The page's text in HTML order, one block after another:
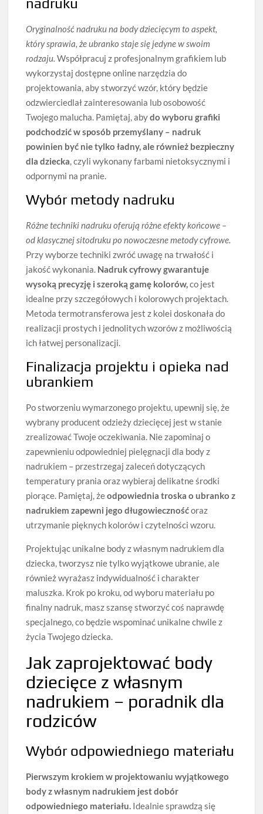
Oryginalność nadruku na body dziecięcym to aspekt,
który sprawia, że ubranko staje się jedyne w swoim
rodzaju. Współpracuj z profesjonalnym grafikiem lub
wykorzystaj dostępne online narzędzia do
projektowania, aby stworzyć wzór, który będzie
odzwierciedlał zainteresowania lub osobowość
Twojego malucha. Pamiętaj, abydo wyboru grafiki
podchodzić w sposób przemyślany – nadruk
powinien być nie tylko ładny, ale również bezpieczny
dla dziecka , czyli wykonany farbami nietoksycznymi i
odpornymi na pranie.
Wybór metody nadruku
Różne techniki nadruku oferują różne efekty końcowe –
od klasycznej sitodruku po nowoczesne metody cyfrowe.
Przy wyborze techniki zwróć uwagę na trwałość i
jakość wykonania. Nadruk cyfrowy gwarantuje
wysoką precyzję i szeroką gamę kolorów, co jest
idealne przy szczegółowych i kolorowych projektach.
Metoda termotransferowa jest z kolei doskonała do
realizacji prostych i jednolitych wzorów z możliwością
ich łatwej personalizacji.
Finalizacja projektu i opieka nad
ubrankiem
Po stworzeniu wymarzonego projektu, upewnij się, że
wybrany producent odzieży dziecięcej jest w stanie
zrealizować Twoje oczekiwania. Nie zapominaj o
zapewnieniu odpowiedniej pielęgnacji dla body z
nadrukiem – przestrzegaj zaleceń dotyczących
temperatury prania oraz wybieraj delikatne środki
piorące. Pamiętaj, żeodpowiednia troska o ubranko z
nadrukiem zapewni jego długowiecznośćoraz
utrzymanie pięknych kolorów i czytelności wzoru.
Projektując unikalne body z własnym nadrukiem dla
dziecka, tworzysz nie tylko wyjątkowe ubranie, ale
również wyrażasz indywidualność i charakter
maluszka. Krok po kroku, od wyboru materiału po
finalny nadruk, masz szansę stworzyć coś naprawdę
specjalnego, co będzie wspominać unikalne chwile z
życia Twojego dziecka.
Jak zaprojektować body
dziecięce z własnym
nadrukiem – poradnik dla
rodziców
Wybór odpowiedniego materiału
Pierwszym krokiem w projektowaniu wyjątkowego
body z własnym nadrukiem jest dobór
odpowiedniego materiału. Idealnie sprawdzą się